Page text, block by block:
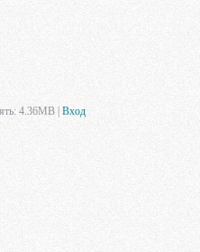
4.36MB Вход